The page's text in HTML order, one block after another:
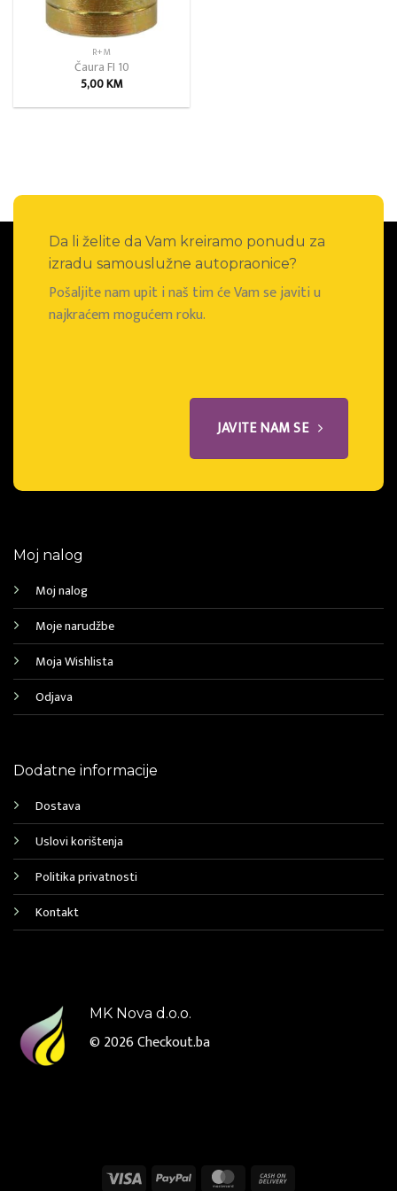
R+M
Čaura FI 10
5,00KM
Da li želite da Vam kreiramo ponudu za
izradu samouslužne autopraonice?
Pošaljite nam upit i naš tim će Vam se javiti u
najkraćem mogućem roku.
JAVITE NAM SE
Moj nalog
Moj nalog
Moje narudžbe
Moja Wishlista
Odjava
Dodatne informacije
Dostava
Uslovi korištenja
Politika privatnosti
Kontakt
MK Nova d.o.o.
© 2026Checkout.ba